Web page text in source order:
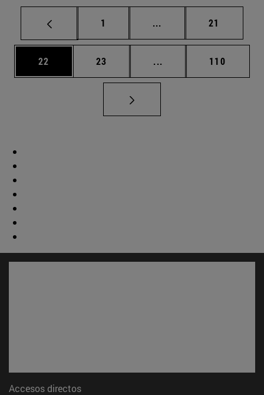
Página
1 ... Páginas intermedias
Página
21
Página
22 Página
23 ... Páginas intermedias
Página
110
Accesos directos